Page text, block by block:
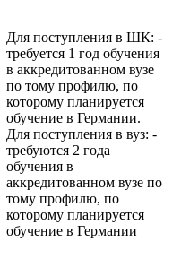
Для поступления в ШК: -
требуется 1 год обучения
в аккредитованном вузе
по тому профилю, по
которому планируется
обучение в Германии.
Для поступления в вуз: -
требуются 2 года
обучения в
аккредитованном вузе по
тому профилю, по
которому планируется
обучение в Германии